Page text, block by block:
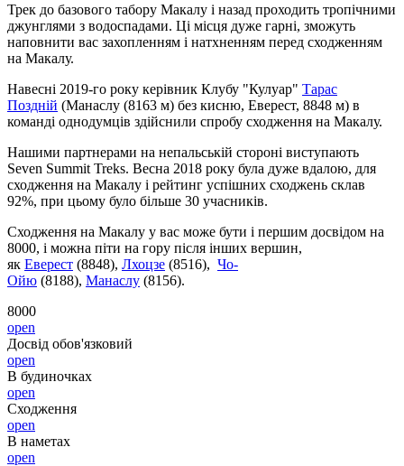
Трек до базового табору Макалу і назад проходить тропічними
джунглями з водоспадами. Ці місця дуже гарні, зможуть
наповнити вас захопленням і натхненням перед сходженням
на Макалу.
Навесні 2019-го року керівник Клубу "Кулуар" Тарас
Поздній (Манаслу (8163 м) без кисню, Еверест, 8848 м) в
команді однодумців здійснили спробу сходження на Макалу.
Нашими партнерами на непальській стороні виступають
Seven Summit Treks. Весна 2018 року була дуже вдалою, для
сходження на Макалу і рейтинг успішних сходжень склав
92%, при цьому було більше 30 учасників.
Сходження на Макалу у вас може бути і першим досвідом на
8000, і можна піти на гору після інших вершин,
як Еверест (8848), Лхоцзе (8516), Чо-
Ойю (8188), Манаслу (8156).
8000
open
Досвід обов'язковий
open
В будиночках
open
Сходження
open
В наметах
open